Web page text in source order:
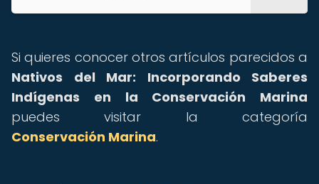
Si quieres conocer otros artículos parecidos a
Nativos del Mar: Incorporando Saberes
Indígenas en la Conservación Marina
puedes visitar la categoría
Conservación Marina.